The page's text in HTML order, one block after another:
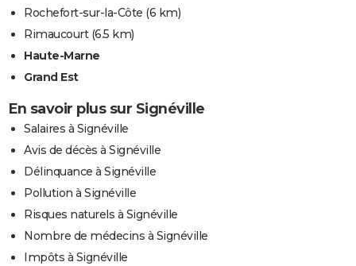
Rochefort-sur-la-Côte (6 km)
Rimaucourt(6.5 km)
Haute-Marne
Grand Est
En savoir plus sur Signéville
Salaires à Signéville
Avis de décès à Signéville
Délinquance à Signéville
Pollution à Signéville
Risques naturels à Signéville
Nombre de médecins à Signéville
Impôts à Signéville